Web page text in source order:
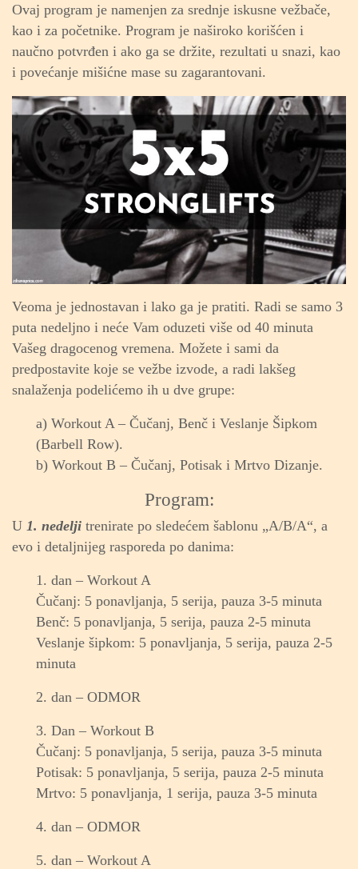
Ovaj program je namenjen za srednje iskusne vežbače,
kao i za početnike. Program je naširoko korišćen i
naučno potvrđen i ako ga se držite, rezultati u snazi, kao
i povećanje mišićne mase su zagarantovani.
Veoma je jednostavan i lako ga je pratiti. Radi se samo 3
puta nedeljno i neće Vam oduzeti više od 40 minuta
Vašeg dragocenog vremena. Možete i sami da
predpostavite koje se vežbe izvode, a radi lakšeg
snalaženja podelićemo ih u dve grupe:
a) Workout A – Čučanj, Benč i Veslanje Šipkom
(Barbell Row).
b) Workout B – Čučanj, Potisak i Mrtvo Dizanje.
Program:
U 1. nedelji trenirate po sledećem šablonu „A/B/A“, a
evo i detaljnijeg rasporeda po danima:
1. dan – Workout A
Čučanj: 5 ponavljanja, 5 serija, pauza 3-5 minuta
Benč: 5 ponavljanja, 5 serija, pauza 2-5 minuta
Veslanje šipkom: 5 ponavljanja, 5 serija, pauza 2-5
minuta
2. dan – ODMOR
3. Dan – Workout B
Čučanj: 5 ponavljanja, 5 serija, pauza 3-5 minuta
Potisak: 5 ponavljanja, 5 serija, pauza 2-5 minuta
Mrtvo: 5 ponavljanja, 1 serija, pauza 3-5 minuta
4. dan – ODMOR
5. dan – Workout A